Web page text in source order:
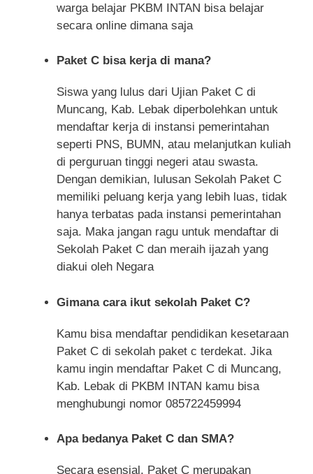
warga belajar PKBM INTAN bisa belajar
secara online dimana saja
Paket C bisa kerja di mana?
Siswa yang lulus dari Ujian Paket C di
Muncang, Kab. Lebak diperbolehkan untuk
mendaftar kerja di instansi pemerintahan
seperti PNS, BUMN, atau melanjutkan kuliah
di perguruan tinggi negeri atau swasta.
Dengan demikian, lulusan Sekolah Paket C
memiliki peluang kerja yang lebih luas, tidak
hanya terbatas pada instansi pemerintahan
saja. Maka jangan ragu untuk mendaftar di
Sekolah Paket C dan meraih ijazah yang
diakui oleh Negara
Gimana cara ikut sekolah Paket C?
Kamu bisa mendaftar pendidikan kesetaraan
Paket C di sekolah paket c terdekat. Jika
kamu ingin mendaftar Paket C di Muncang,
Kab. Lebak di PKBM INTAN kamu bisa
menghubungi nomor 085722459994
Apa bedanya Paket C dan SMA?
Secara esensial, Paket C merupakan